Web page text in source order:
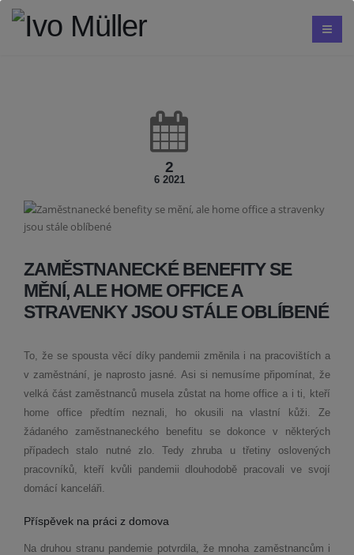
2
6 2021
ZAMĚSTNANECKÉ BENEFITY SE
MĚNÍ, ALE HOME OFFICE A
STRAVENKY JSOU STÁLE OBLÍBENÉ
To, že se spousta věcí díky pandemii změnila i na pracovištích a
v zaměstnání, je naprosto jasné. Asi si nemusíme připomínat, že
velká část zaměstnanců musela zůstat na home office a i ti, kteří
home office předtím neznali, ho okusili na vlastní kůži. Ze
žádaného zaměstnaneckého benefitu se dokonce v některých
případech stalo nutné zlo. Tedy zhruba u třetiny oslovených
pracovníků, kteří kvůli pandemii dlouhodobě pracovali ve svojí
domácí kanceláři.
Příspěvek na práci z domova
Na druhou stranu pandemie potvrdila, že mnoha zaměstnancům i